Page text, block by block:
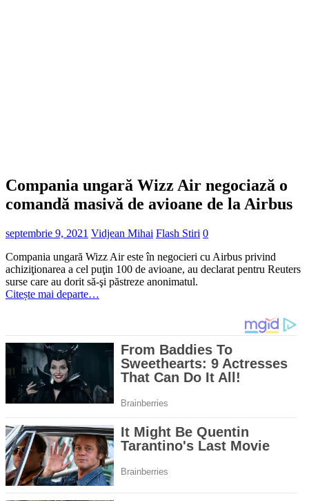
Compania ungară Wizz Air negociază o
comandă masivă de avioane de la Airbus
septembrie 9, 2021 Vidjean Mihai Flash Stiri 0
Compania ungară Wizz Air este în negocieri cu Airbus privind
achiziţionarea a cel puţin 100 de avioane, au declarat pentru Reuters
surse care au dorit să-şi păstreze anonimatul.
Citește mai departe…